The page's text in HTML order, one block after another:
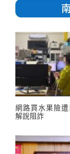
網路買水果險
解說阻詐